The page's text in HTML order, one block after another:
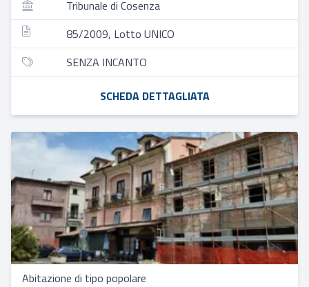
Tribunale di Cosenza
85/2009, Lotto UNICO
SENZA INCANTO
SCHEDA DETTAGLIATA
Abitazione di tipo popolare